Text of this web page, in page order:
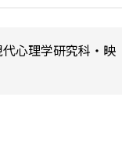
心理学研究科・映